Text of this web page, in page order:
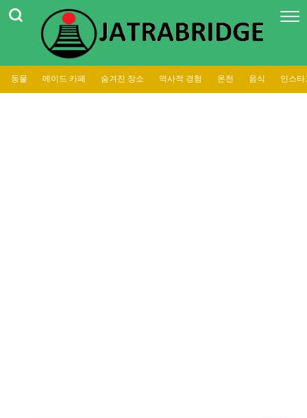
동물 메이드 카페 숨겨진 장소 역사적 경험 온천 음식 인스